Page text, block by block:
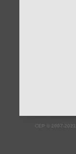
CEP 2007-2021